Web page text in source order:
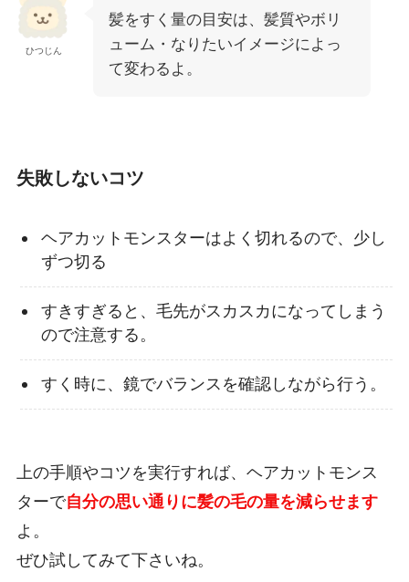
ひつじん
髪をすく量の目安は、髪質やボリ
ューム・なりたいイメージによっ
て変わるよ。
失敗しないコツ
ヘアカットモンスターはよく切れるので、少し
ずつ切る
すきすぎると、毛先がスカスカになってしまう
ので注意する。
すく時に、鏡でバランスを確認しながら行う。
上の手順やコツを実行すれば、ヘアカットモンス
ターで自分の思い通りに髪の毛の量を減らせます
よ。
ぜひ試してみて下さいね。